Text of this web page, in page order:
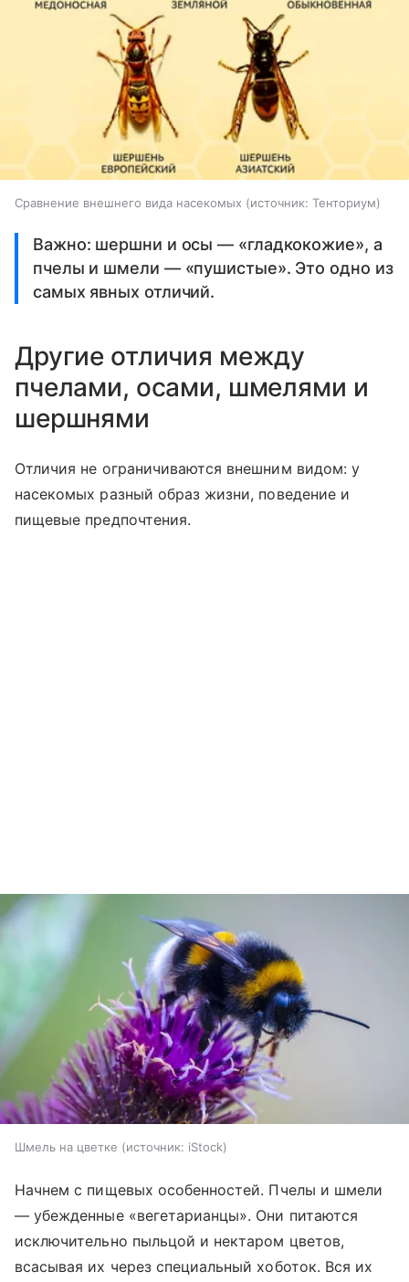
Сравнение внешнего вида насекомых источник: Тенториум
Важно: шершни и осы — «гладкокожие», а
пчелы и шмели — «пушистые». Это одно из
самых явных отличий.
Другие отличия между
пчелами, осами, шмелями и
шершнями
Отличия не ограничиваются внешним видом: у
насекомых разный образ жизни, поведение и
пищевые предпочтения.
Шмель на цветке источник: iStock
Начнем с пищевых особенностей. Пчелы и шмели
— убежденные «вегетарианцы». Они питаются
исключительно пыльцой и нектаром цветов,
всасывая их через специальный хоботок. Вся их